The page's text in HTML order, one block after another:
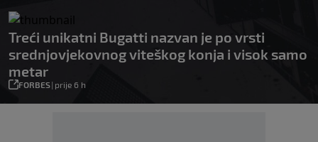
Treći unikatni Bugatti nazvan je po vrsti
srednjovjekovnog viteškog konja i visok samo
metar
FORBES| prije 6 h